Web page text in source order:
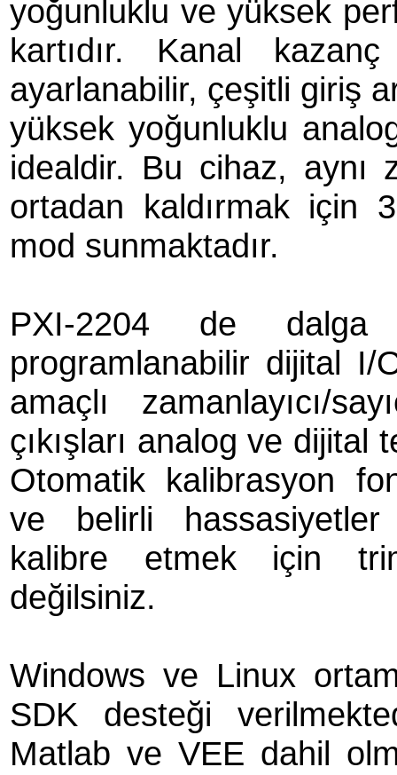
yoğunluklu ve yüksek
kartıdır. Kanal
ayarlanabilir, çeşitli giriş
yüksek yoğunluklu
idealdir. Bu cihaz, aynı
ortadan kaldırmak için
mod sunmaktadır.
PXI-2204 de
programlanabilir dijital
amaçlı zamanlayıcı/
çıkışları analog ve dijital
Otomatik kalibrasyon
ve belirli
kalibre etmek için
değilsiniz.
Windows ve Linux
SDK desteği
Matlab ve VEE dahil